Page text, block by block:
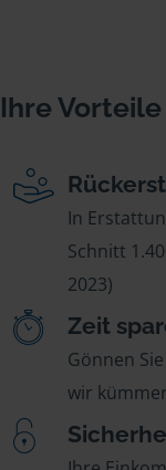
Ihre Vorteile
In
Schnitt
2023)
Zeit
Gönnen
wir